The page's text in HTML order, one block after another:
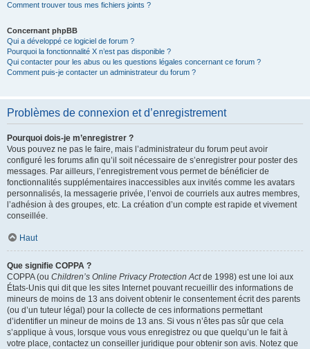
Comment trouver tous mes fichiers joints ?
Concernant phpBB
Qui a développé ce logiciel de forum ?
Pourquoi la fonctionnalité X n’est pas disponible ?
Qui contacter pour les abus ou les questions légales concernant ce forum ?
Comment puis-je contacter un administrateur du forum ?
Problèmes de connexion et d’enregistrement
Pourquoi dois-je m’enregistrer ?
Vous pouvez ne pas le faire, mais l’administrateur du forum peut avoir
configuré les forums afin qu’il soit nécessaire de s’enregistrer pour poster des
messages. Par ailleurs, l’enregistrement vous permet de bénéficier de
fonctionnalités supplémentaires inaccessibles aux invités comme les avatars
personnalisés, la messagerie privée, l’envoi de courriels aux autres membres,
l’adhésion à des groupes, etc. La création d’un compte est rapide et vivement
conseillée.
Haut
Que signifie COPPA ?
COPPA (ou Children’s Online Privacy Protection Actde 1998) est une loi aux
États-Unis qui dit que les sites Internet pouvant recueillir des informations de
mineurs de moins de 13 ans doivent obtenir le consentement écrit des parents
(ou d’un tuteur légal) pour la collecte de ces informations permettant
d’identifier un mineur de moins de 13 ans. Si vous n’êtes pas sûr que cela
s’applique à vous, lorsque vous vous enregistrez ou que quelqu’un le fait à
votre place, contactez un conseiller juridique pour obtenir son avis. Notez que